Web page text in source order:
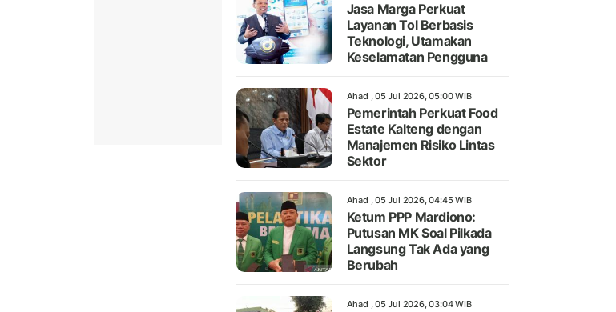
Jasa Marga Perkuat
Layanan Tol Berbasis
Teknologi, Utamakan
Keselamatan Pengguna
Ahad , 05 Jul 2026, 05:00 WIB
Pemerintah Perkuat Food
Estate Kalteng dengan
Manajemen Risiko Lintas
Sektor
Ahad , 05 Jul 2026, 04:45 WIB
Ketum PPP Mardiono:
Putusan MK Soal Pilkada
Langsung Tak Ada yang
Berubah
Ahad , 05 Jul 2026, 03:04 WIB